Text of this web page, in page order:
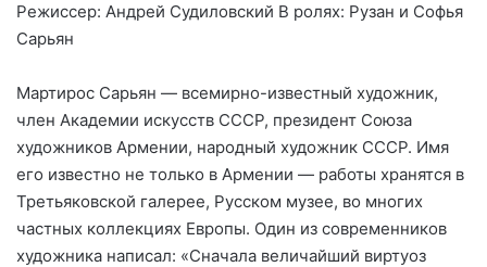
Режиссер: Андрей Судиловский В ролях: Рузан и Софья
Сарьян
Мартирос Сарьян — всемирно-известный художник,
член Академии искусств СССР, президент Союза
художников Армении, народный художник СССР. Имя
его известно не только в Армении — работы хранятся в
Третьяковской галерее, Русском музее, во многих
частных коллекциях Европы. Один из современников
художника написал: «Сначала величайший виртуоз